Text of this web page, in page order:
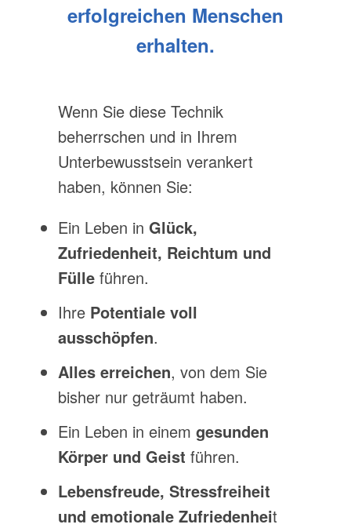
erfolgreichen Menschen
erhalten.
Wenn Sie diese Technik
beherrschen und in Ihrem
Unterbewusstsein verankert
haben, können Sie:
Ein Leben in Glück,
Zufriedenheit, Reichtum und
Fülle führen.
Ihre Potentiale voll
ausschöpfen.
Alles erreichen, von dem Sie
bisher nur geträumt haben.
Ein Leben in einem gesunden
Körper und Geist führen.
Lebensfreude, Stressfreiheit
und emotionale Zufriedenheit